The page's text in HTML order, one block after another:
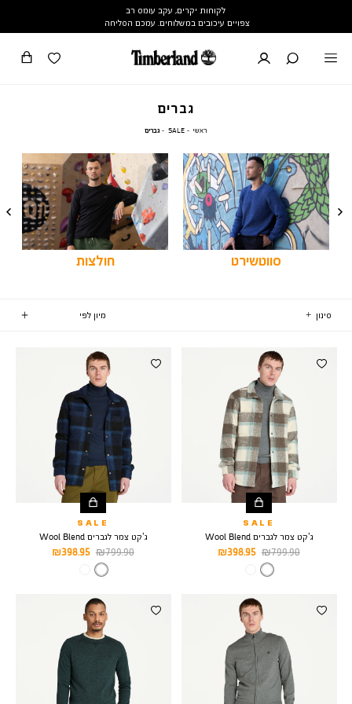
לקוחות יקרים, עקב עומס רב
צפויים עיכובים במשלוחים. עמכם הסליחה
גברים
ראשי ראשיSALE
SALE
גבריםגברים
סווטשירט חולצות
סינון
SALE
ג’קט צמר לגברים Wool Blend
מחיר
398.95 ₪
מחיר
799.90 ₪
SALE
ג’קט צמר לגברים Wool Blend
מחיר
398.95 ₪
מחיר
799.90 ₪